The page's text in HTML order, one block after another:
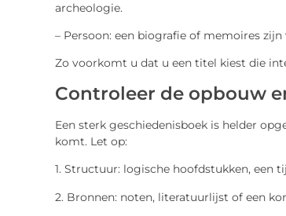
archeologie.
– Persoon: een biografie of memoires
Zo voorkomt u dat u een titel kiest die
Controleer de opbouw
Een sterk geschiedenisboek is helder
komt. Let op:
1. Structuur: logische hoofdstukken, een
2. Bronnen: noten, literatuurlijst of een